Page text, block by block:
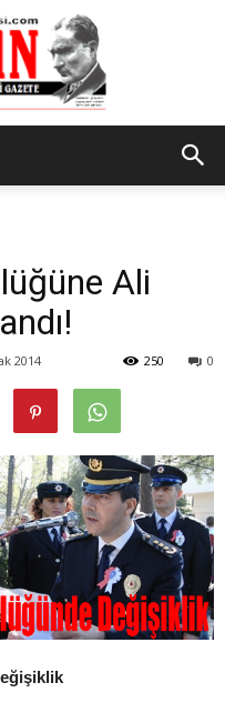
Ali
2014 0
250